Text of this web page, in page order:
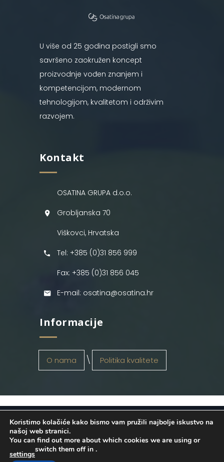
U više od 25 godina postigli smo
savršeno zaokružen koncept
proizvodnje vođen znanjem i
kompetencijom, modernom
tehnologijom, kvalitetom i održivim
razvojem.
Kontakt
OSATINA GRUPA d.o.o.
Grobljanska 70
Viškovci, Hrvatska
Tel: +385 (0)31 856 999
Fax: +385 (0)31 856 045
E-mail: osatina@osatina.hr
Informacije
O nama Politika kvalitete
OSATINA GRUPA d.o.o. 2026
. Configured
byINFOS Osijek. Sva prava pridržana.
Koristimo kolačiće kako bismo vam pružili najbolje iskustvo na
našoj web stranici.
You can find out more about which cookies we are using or
switch them off in
settings
.